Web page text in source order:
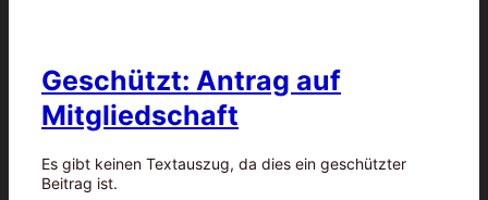
Geschützt: Antrag auf
Mitgliedschaft
Es gibt keinen Textauszug, da dies ein geschützter
Beitrag ist.